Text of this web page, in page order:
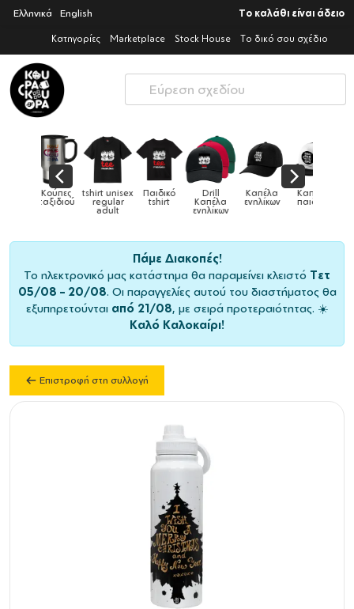
Ελληνικά English Το καλάθι είναι άδειο
Κατηγορίες Marketplace Stock House Το δικό σου σχέδιο
Drill
Καπέλα
Καπέλα
ενηλίκων
Καπέλα
παιδικά Κούπες Κούπες
ειδικές
Πάμε Διακοπές!
Το ηλεκτρονικό μας κατάστημα θα παραμείνει κλειστό Τετ
05/08 – 20/08. Οι παραγγελίες αυτού του διαστήματος θα
εξυπηρετούνται από 21/08, με σειρά προτεραιότητας. ☀️
Καλό Καλοκαίρι!
Επιστροφή στη συλλογή